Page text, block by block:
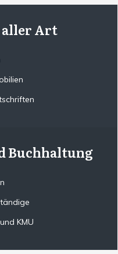
aller Art
Buchhaltung
KMU